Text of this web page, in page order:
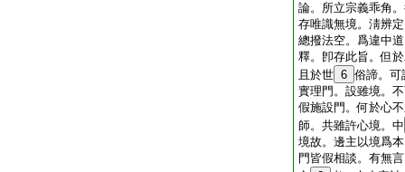
論。所立宗義乖角
存唯識無境。淸辨
總撥法空。爲違中
釋。卽存此旨。但
且於世 6 俗諦。可
實理門。設雖境。
假施設門。何於心
師。共雖許心境。中
境故。邊主以境爲
門皆假相談。有無